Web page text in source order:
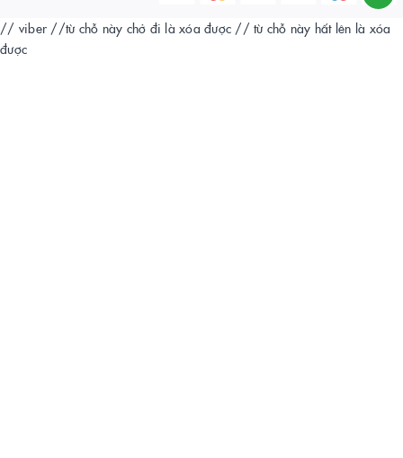
// viber //từ chỗ này chở đi là xóa được // từ chỗ này hất lên là xóa
được